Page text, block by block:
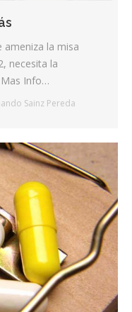
ameniza la misa
necesita la
Info…
Sainz Pereda